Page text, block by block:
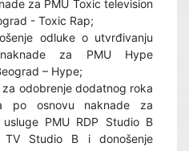
za PMU Toxic television
- Toxic Rap;
odluke o utvrđivanju
za PMU Hype
– Hype;
za odobrenje dodatnog roka
po osnovu naknade za
PMU RDP Studio B
Studio B i donošenje